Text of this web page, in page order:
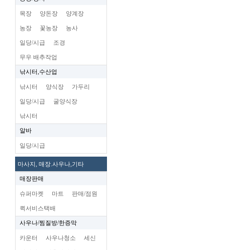
목장 양돈장 양계장
농장 꽃농장 농사
일당/시급 조경
무우 배추작업
낚시터,수산업
낚시터 양식장 가두리
일당/시급 굴양식장
낚시터
알바
일당/시급
마사지, 매장.사우나,기타
매장판매
슈퍼마켓 마트 판매/점원
퀵서비스택배
사우나/찜질방/한증막
카운터 사우나청소 세신